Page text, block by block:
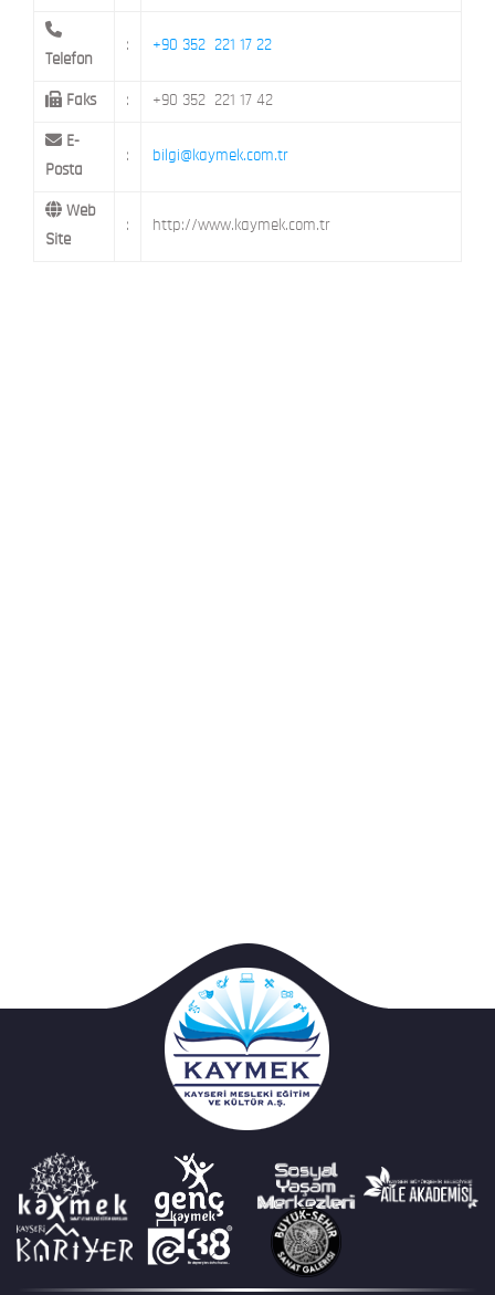
Telefon
: +90 352 221 17 22
Faks : +90 352 221 17 42
E-
Posta
: bilgi@kaymek.com.tr
Web
Site
: http://www.kaymek.com.tr